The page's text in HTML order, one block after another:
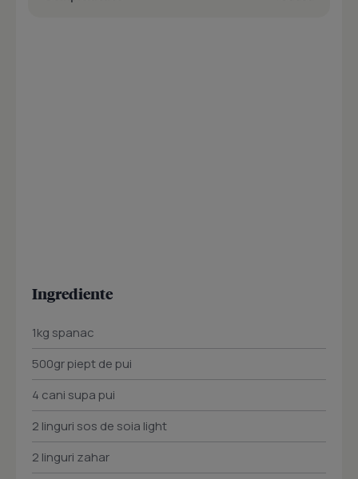
Ingrediente
1kg spanac
500gr piept de pui
4 cani supa pui
2 linguri sos de soia light
2 linguri zahar